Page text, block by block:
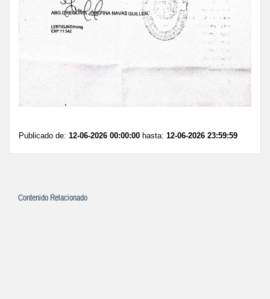
Publicado de: 12-06-2026 00:00:00 hasta: 12-06-2026 23:59:59
Contenido Relacionado